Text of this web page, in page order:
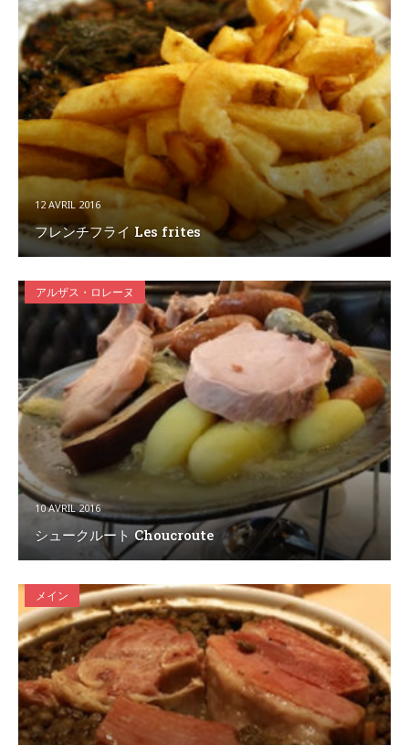
12 AVRIL 2016
フレンチフライ Les frites
アルザス・ロレーヌ
10 AVRIL 2016
シュークルート Choucroute
メイン